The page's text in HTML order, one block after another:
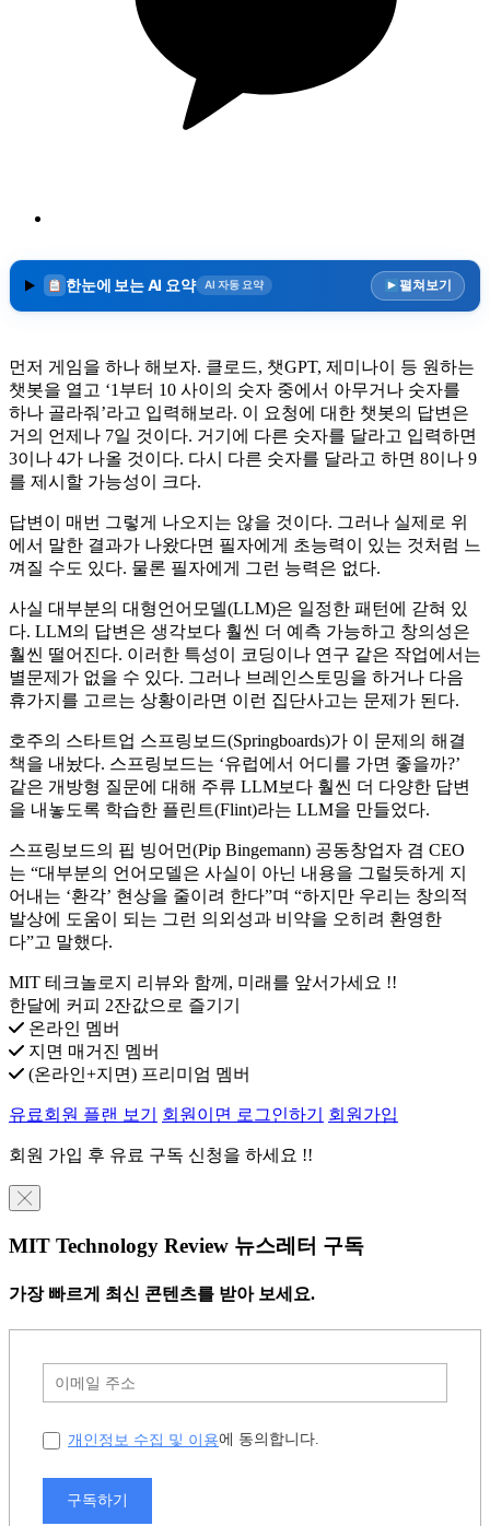
한눈에 보는 AI 요약 AI 자동 요약 펼쳐보기
먼저 게임을 하나 해보자. 클로드, 챗GPT, 제미나이 등 원하는
챗봇을 열고 ‘1부터 10 사이의 숫자 중에서 아무거나 숫자를
하나 골라줘’라고 입력해보라. 이 요청에 대한 챗봇의 답변은
거의 언제나 7일 것이다. 거기에 다른 숫자를 달라고 입력하면
3이나 4가 나올 것이다. 다시 다른 숫자를 달라고 하면 8이나 9
를 제시할 가능성이 크다.
답변이 매번 그렇게 나오지는 않을 것이다. 그러나 실제로 위
에서 말한 결과가 나왔다면 필자에게 초능력이 있는 것처럼 느
껴질 수도 있다. 물론 필자에게 그런 능력은 없다.
사실 대부분의 대형언어모델(LLM)은 일정한 패턴에 갇혀 있
다. LLM의 답변은 생각보다 훨씬 더 예측 가능하고 창의성은
훨씬 떨어진다. 이러한 특성이 코딩이나 연구 같은 작업에서는
별문제가 없을 수 있다. 그러나 브레인스토밍을 하거나 다음
휴가지를 고르는 상황이라면 이런 집단사고는 문제가 된다.
호주의 스타트업 스프링보드(Springboards)가 이 문제의 해결
책을 내놨다. 스프링보드는 ‘유럽에서 어디를 가면 좋을까?’
같은 개방형 질문에 대해 주류 LLM보다 훨씬 더 다양한 답변
을 내놓도록 학습한 플린트(Flint)라는 LLM을 만들었다.
스프링보드의 핍 빙어먼(Pip Bingemann) 공동창업자 겸 CEO
는 “대부분의 언어모델은 사실이 아닌 내용을 그럴듯하게 지
어내는 ‘환각’ 현상을 줄이려 한다”며 “하지만 우리는 창의적
발상에 도움이 되는 그런 의외성과 비약을 오히려 환영한
다”고 말했다.
MIT 테크놀로지 리뷰와 함께, 미래를 앞서가세요 !!
한달에 커피 2잔값으로 즐기기
온라인 멤버
지면 매거진 멤버
(온라인+지면) 프리미엄 멤버
유료회원 플랜 보기 회원이면 로그인하기 회원가입
회원 가입 후 유료 구독 신청을 하세요 !!
╳
MIT Technology Review 뉴스레터 구독
가장 빠르게 최신 콘텐츠를 받아 보세요.
개인정보 수집 및 이용에 동의합니다.
구독하기